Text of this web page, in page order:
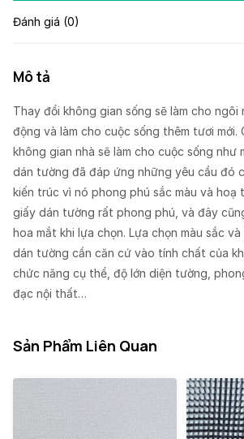
Đánh giá (0)
Mô tả
Thay đổi không gian sống sẽ làm cho ngôi
động và làm cho cuộc sống thêm tươi mới.
không gian nhà sẽ làm cho cuộc sống như
dán tường đã đáp ứng những yêu cầu đó
kiến trúc vì nó phong phú sắc màu và hoạ
giấy dán tường rất phong phú, và đây
hoa mắt khi lựa chọn. Lựa chọn màu sắc
dán tường cần căn cứ vào tính chất của
chức năng cụ thể, độ lớn diện tường,
đạc nội thất…
Sản Phẩm Liên Quan